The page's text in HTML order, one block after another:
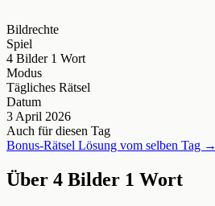
Bildrechte
Spiel
4 Bilder 1 Wort
Modus
Tägliches Rätsel
Datum
3 April 2026
Auch für diesen Tag
Bonus-Rätsel Lösung vom selben Tag →
Über 4 Bilder 1 Wort